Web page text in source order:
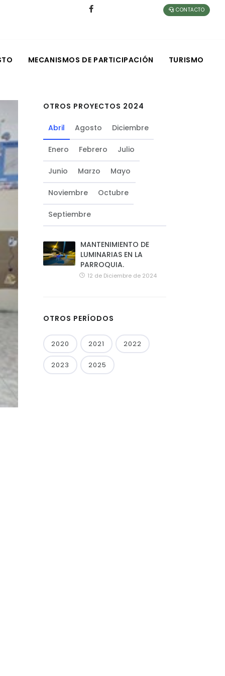
CONTACTO
MECANISMOS DE PARTICIPACIÓN TURISMO
OTROS PROYECTOS 2024
Abril Agosto Diciembre
Enero Febrero Julio
Junio Marzo Mayo
Noviembre Octubre
Septiembre
MANTENIMIENTO DE
LUMINARIAS EN LA
PARROQUIA.
12 de Diciembre de 2024
OTROS PERÍODOS
2020 2021 2022
2023 2025